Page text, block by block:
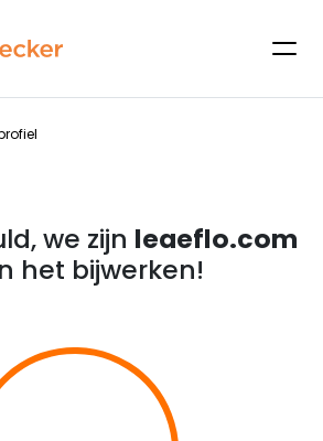
we zijn leaeflo.com
het bijwerken!